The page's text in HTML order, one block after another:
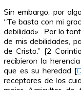
Sin embargo, por
“Te basta con mi
debilidad» . Por lo
de mis debilidades,
de Cristo.” [2
recibieron la
que es su heredad [
receptores de los